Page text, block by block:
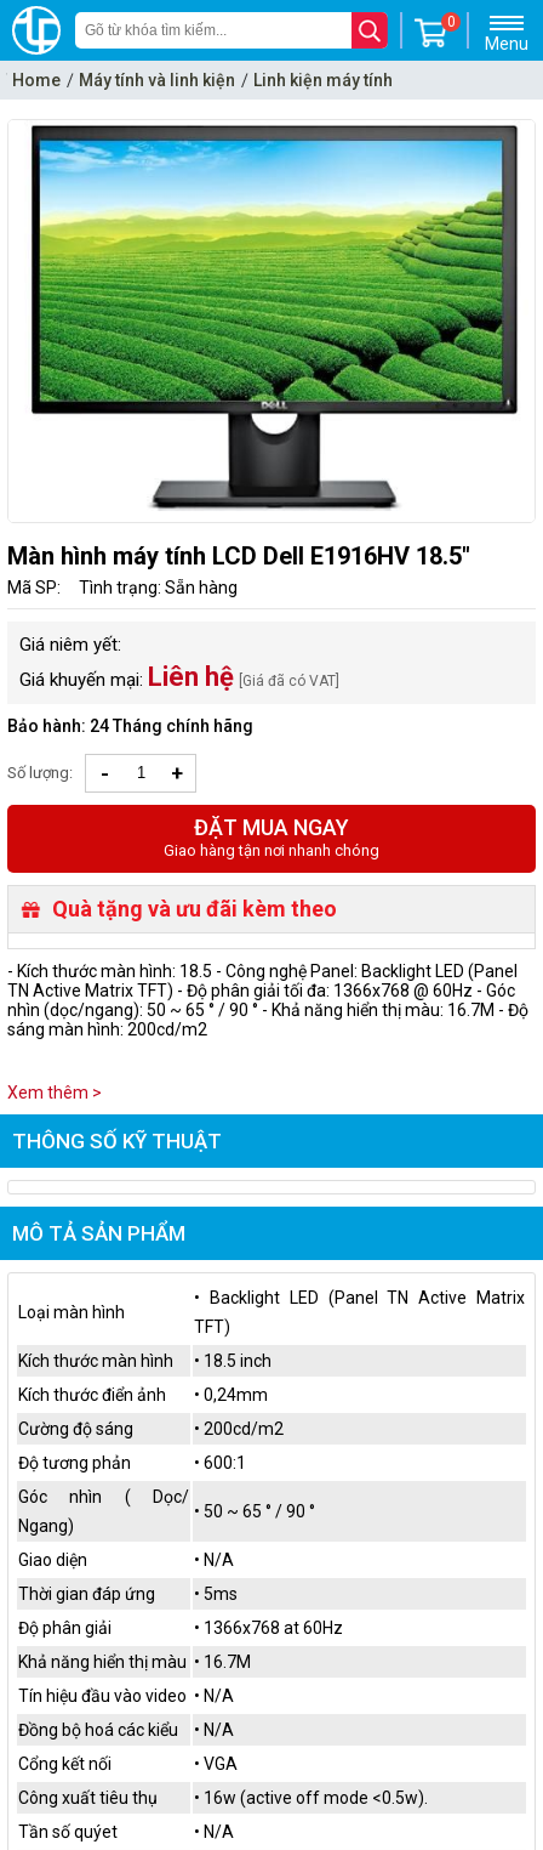
Menu
0
Home Máy tính và linh kiện
Linh kiện máy tính
Monitor - Màn hình máy tính
Màn hình máy tính LCD Dell E1916HV 18.5"
Mã SP: Tình trạng: Sẵn hàng
Giá niêm yết:
Giá khuyến mại: Liên hệ [Giá đã có VAT]
Bảo hành: 24 Tháng chính hãng
Số lượng: - +
ĐẶT MUA NGAY
Giao hàng tận nơi nhanh chóng
Quà tặng và ưu đãi kèm theo
- Kích thước màn hình: 18.5 - Công nghệ Panel: Backlight LED (Panel
TN Active Matrix TFT) - Độ phân giải tối đa: 1366x768 @ 60Hz - Góc
nhìn (dọc/ngang): 50 ~ 65 ° / 90 ° - Khả năng hiển thị màu: 16.7M - Độ
sáng màn hình: 200cd/m2
Xem thêm >
THÔNG SỐ KỸ THUẬT
MÔ TẢ SẢN PHẨM
Loại màn hình
• Backlight LED (Panel TN Active Matrix
TFT)
Kích thước màn hình
• 18.5 inch
Kích thước điển ảnh
• 0,24mm
Cường độ sáng
• 200cd/m2
Độ tương phản
• 600:1
Góc nhìn ( Dọc/
Ngang)
• 50 ~ 65 ° / 90 °
Giao diện
• N/A
Thời gian đáp ứng
• 5ms
Độ phân giải
• 1366x768 at 60Hz
Khả năng hiển thị màu • 16.7M
Tín hiệu đầu vào video • N/A
Đồng bộ hoá các kiểu
• N/A
Cổng kết nối
• VGA
Công xuất tiêu thụ
• 16w (active off mode <0.5w).
Tần số quýet
• N/A